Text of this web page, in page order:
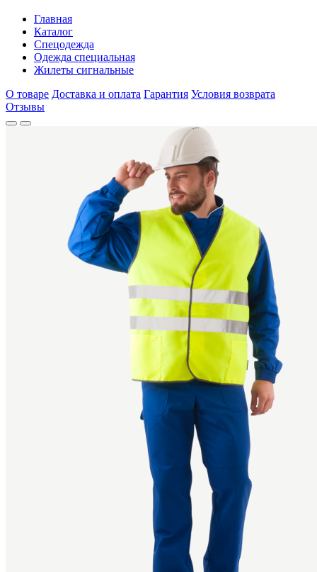
Главная
Каталог
Спецодежда
Одежда специальная
Жилеты сигнальные
О товаре Доставка и оплата Гарантия Условия возврата
Отзывы